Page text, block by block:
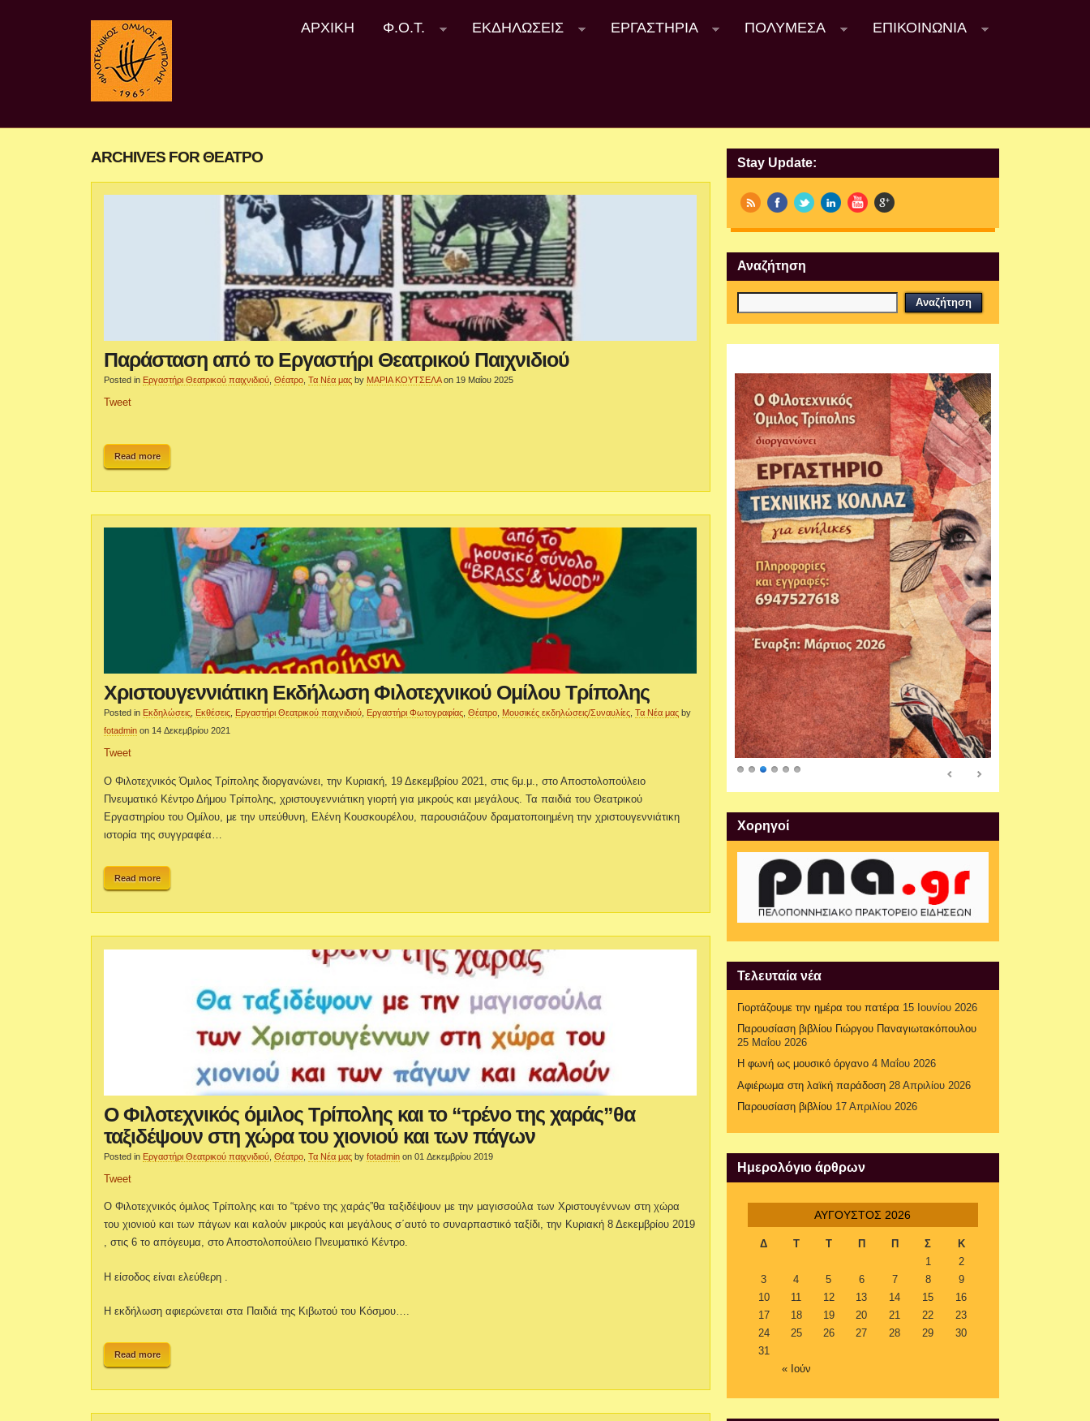
ΑΡΧΙΚΉ Φ.Ο.Τ. ΕΚΔΗΛΩΣΕΙΣ ΕΡΓΑΣΤΗΡΙΑ ΠΟΛΥΜΈΣΑ ΕΠΙΚΟΙΝΩΝΊΑ
ARCHIVES FOR ΘΈΑΤΡΟ
Παράσταση από το Εργαστήρι Θεατρικού Παιχνιδιού
Posted in Εργαστήρι Θεατρικού παιχνιδιού,Θέατρο,Τα Νέα μας by ΜΑΡΙΑ ΚΟΥΤΣΕΛΑ on 19 Μαΐου 2025
Tweet
Read more
Χριστουγεννιάτικη Εκδήλωση Φιλοτεχνικού Ομίλου Τρίπολης
Posted in Εκδηλώσεις Εκθέσεις Εργαστήρι Θεατρικού παιχνιδιού Εργαστήρι Φωτογραφίας ,Θέατρο Μουσικές εκδηλώσεις/Συναυλίες ,Τα Νέα μας by
fotadmin on 14 Δεκεμβρίου 2021
Tweet
Ο Φιλοτεχνικός Όμιλος Τρίπολης διοργανώνει, την Κυριακή, 19 Δεκεμβρίου 2021, στις 6μ.μ., στο Αποστολοπούλειο
Πνευματικό Κέντρο Δήμου Τρίπολης, χριστουγεννιάτικη γιορτή για μικρούς και μεγάλους. Τα παιδιά του Θεατρικού
Εργαστηρίου του Ομίλου, με την υπεύθυνη, Ελένη Κουσκουρέλου, παρουσιάζουν δραματοποιημένη την χριστουγεννιάτικη
ιστορία της συγγραφέα…
Read more
Ο Φιλοτεχνικός όμιλος Τρίπολης και το “τρένο της χαράς”θα
ταξιδέψουν στη χώρα του χιονιού και των πάγων
Posted in Εργαστήρι Θεατρικού παιχνιδιού ,Θέατρο ,Τα Νέα μας byfotadmin on 01 Δεκεμβρίου 2019
Tweet
Ο Φιλοτεχνικός όμιλος Τρίπολης και το “τρένο της χαράς”θα ταξιδέψουν με την μαγισσούλα των Χριστουγέννων στη χώρα
του χιονιού και των πάγων και καλούν μικρούς και μεγάλους σ΄αυτό το συναρπαστικό ταξίδι, την Κυριακή 8 Δεκεμβρίου 2019
, στις 6 το απόγευμα, στο Αποστολοπούλειο Πνευματικό Κέντρο.
Η είσοδος είναι ελεύθερη .
Η εκδήλωση αφιερώνεται στα Παιδιά της Κιβωτού του Κόσμου….
Read more
Stay Update:
Αναζήτηση
Xορηγοί
Τελευταία νέα
Γιορτάζουμε την ημέρα του πατέρα 15 Ιουνίου 2026
Παρουσίαση βιβλίου Γιώργου Παναγιωτακόπουλου
25 Μαΐου 2026
Η φωνή ως μουσικό όργανο 4 Μαΐου 2026
Αφιέρωμα στη λαϊκή παράδοση 28 Απριλίου 2026
Παρουσίαση βιβλίου 17 Απριλίου 2026
Ημερολόγιο άρθρων
ΑΎΓΟΥΣΤΟΣ 2026
Δ Τ Τ Π Π Σ Κ
« Ιούν
1
2
3
4 5 6 7 8
9
10
11 12 13 14 15
16
17
18 19 20 21 22
23
24
25 26 27 28 29
30
31